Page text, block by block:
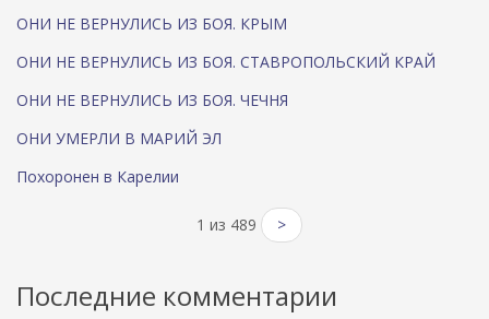
ОНИ НЕ ВЕРНУЛИСЬ ИЗ БОЯ. КРЫМ
ОНИ НЕ ВЕРНУЛИСЬ ИЗ БОЯ. СТАВРОПОЛЬСКИЙ КРАЙ
ОНИ НЕ ВЕРНУЛИСЬ ИЗ БОЯ. ЧЕЧНЯ
ОНИ УМЕРЛИ В МАРИЙ ЭЛ
Похоронен в Карелии
1 из 489 >
Последние комментарии